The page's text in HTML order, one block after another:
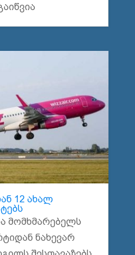
12 ახალ
მომხმარებელს
ნახევარ